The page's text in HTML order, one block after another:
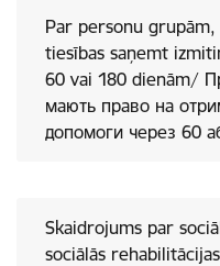
Par personu
tiesības saņemt
60 vai 180 dienām/
мають право на
допомоги через 60
Skaidrojums par
sociālās